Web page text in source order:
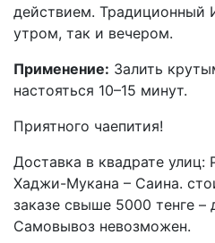
действием. Традиционный
утром, так и вечером.
Применение: Залить
настояться 10–15 минут.
Приятного чаепития!
Доставка в квадрате улиц:
Хаджи-Мукана – Саина.
заказе свыше 5000 тенге –
Самовывоз невозможен.